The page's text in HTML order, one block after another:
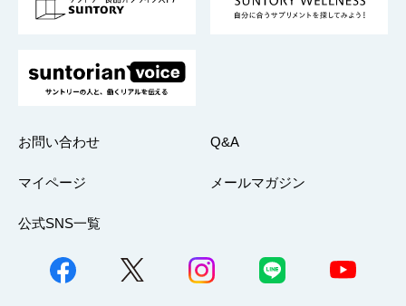
採用情報
お問い合わせ Q&A
マイページ メールマガジン
公式SNS一覧